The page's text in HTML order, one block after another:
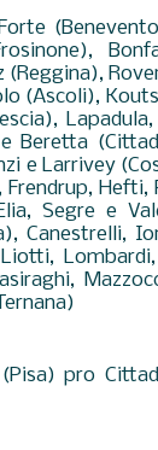
(Reggina),
(Ascoli),
Beretta
e Larrivey
Frendrup,
Segre e
Canestrelli,
pro